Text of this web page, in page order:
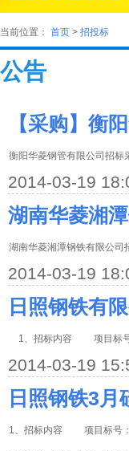
当前位置： 首页 > 招投标
公告
【采购】衡
衡阳华菱钢管有限公司招标
2014-03-19
湖南华菱湘
湖南华菱湘潭钢铁有限公司
2014-03-19
日照钢铁有
1、招标内容 项目标
2014-03-19
日照钢铁3月
1、招标内容 项目标号